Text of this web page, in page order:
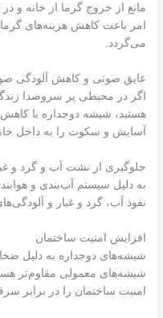
مانع از خروج گرما از خانه و
می‌گردد.
عایق صوتی و کاهش آلودگی
اگر در محیطی پر سروصدا
آسایش و سکوت را به داخل
جلوگیری از نشت آب و گرد و
به دلیل سیستم آب‌بندی و
نفوذ آب، گرد و غبار و
افزایش امنیت ساختمان
شیشه‌های دوجداره به دلیل
شیشه‌های معمولی مقاوم‌تر
امنیت ساختمان را در برابر